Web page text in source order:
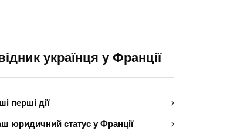
українця у Франції
перші дії
юридичний статус у Франції